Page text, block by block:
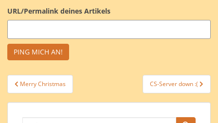
URL/Permalink deines Artikels
Beitragsnavigation
Merry Christmas CS-Server down :(